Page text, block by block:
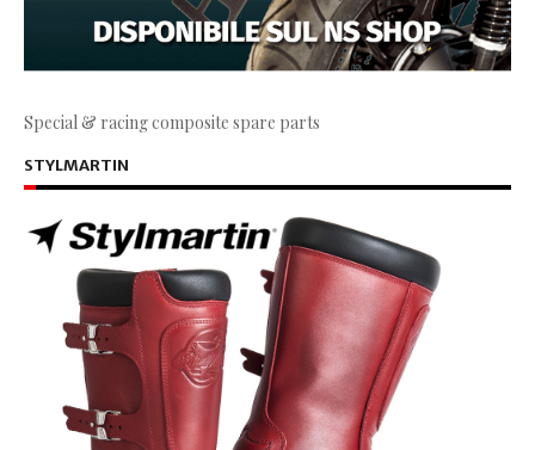
Special & racing composite spare parts
STYLMARTIN